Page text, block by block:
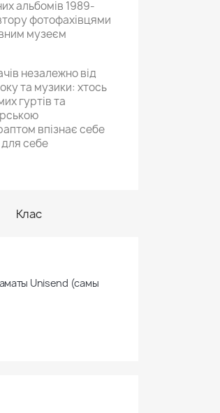
альбомів 1989-
фотофахівцями
музеєм
незалежно від
та музики: хтось
гуртів та
впізнає себе
для себе
Клас
Unisend (самы